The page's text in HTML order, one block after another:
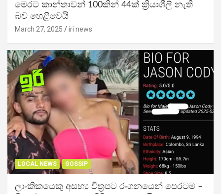
මෙරට කාන්තාවන් 100කින් 44ක් ක්‍රියාශීලී නැති
බව හෙළිවෙයි
March 27, 2025 iri news
LOCAL NEWS GOSSIP
ලාංකිකයෙකු අසභ්‍ය චිත්‍රපට රංගනයෙන් පෙරටම –